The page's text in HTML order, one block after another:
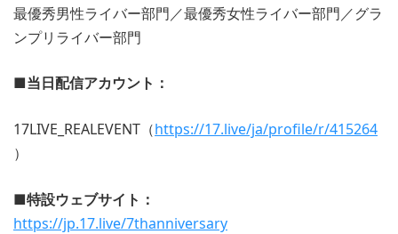
最優秀男性ライバー部門／最優秀女性ライバー部門／グラ
ンプリライバー部門
■当日配信アカウント：
17LIVE_REALEVENT（https://17.live/ja/profile/r/415264
）
■特設ウェブサイト：
https://jp.17.live/7thanniversary